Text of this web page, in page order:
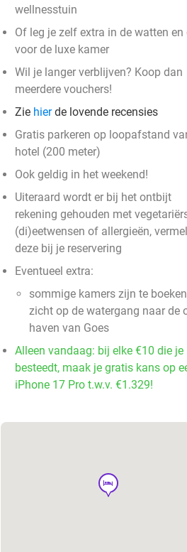
wellnesstuin
Of leg je zelf extra in de watten en
voor de luxe kamer
Wil je langer verblijven? Koop dan
meerdere vouchers!
Zie hierde lovende recensies
Gratis parkeren op loopafstand
hotel (200 meter)
Ook geldig in het weekend!
Uiteraard wordt er bij het ontbijt
rekening gehouden met
(di)eetwensen of allergieën,
deze bij je reservering
Eventueel extra:
sommige kamers zijn te
zicht op de watergang naar de
haven van Goes
Alleen vandaag: bij elke €10 die je
besteedt, maak je gratis kans op
iPhone 17 Pro t.w.v. €1.329!
hotel